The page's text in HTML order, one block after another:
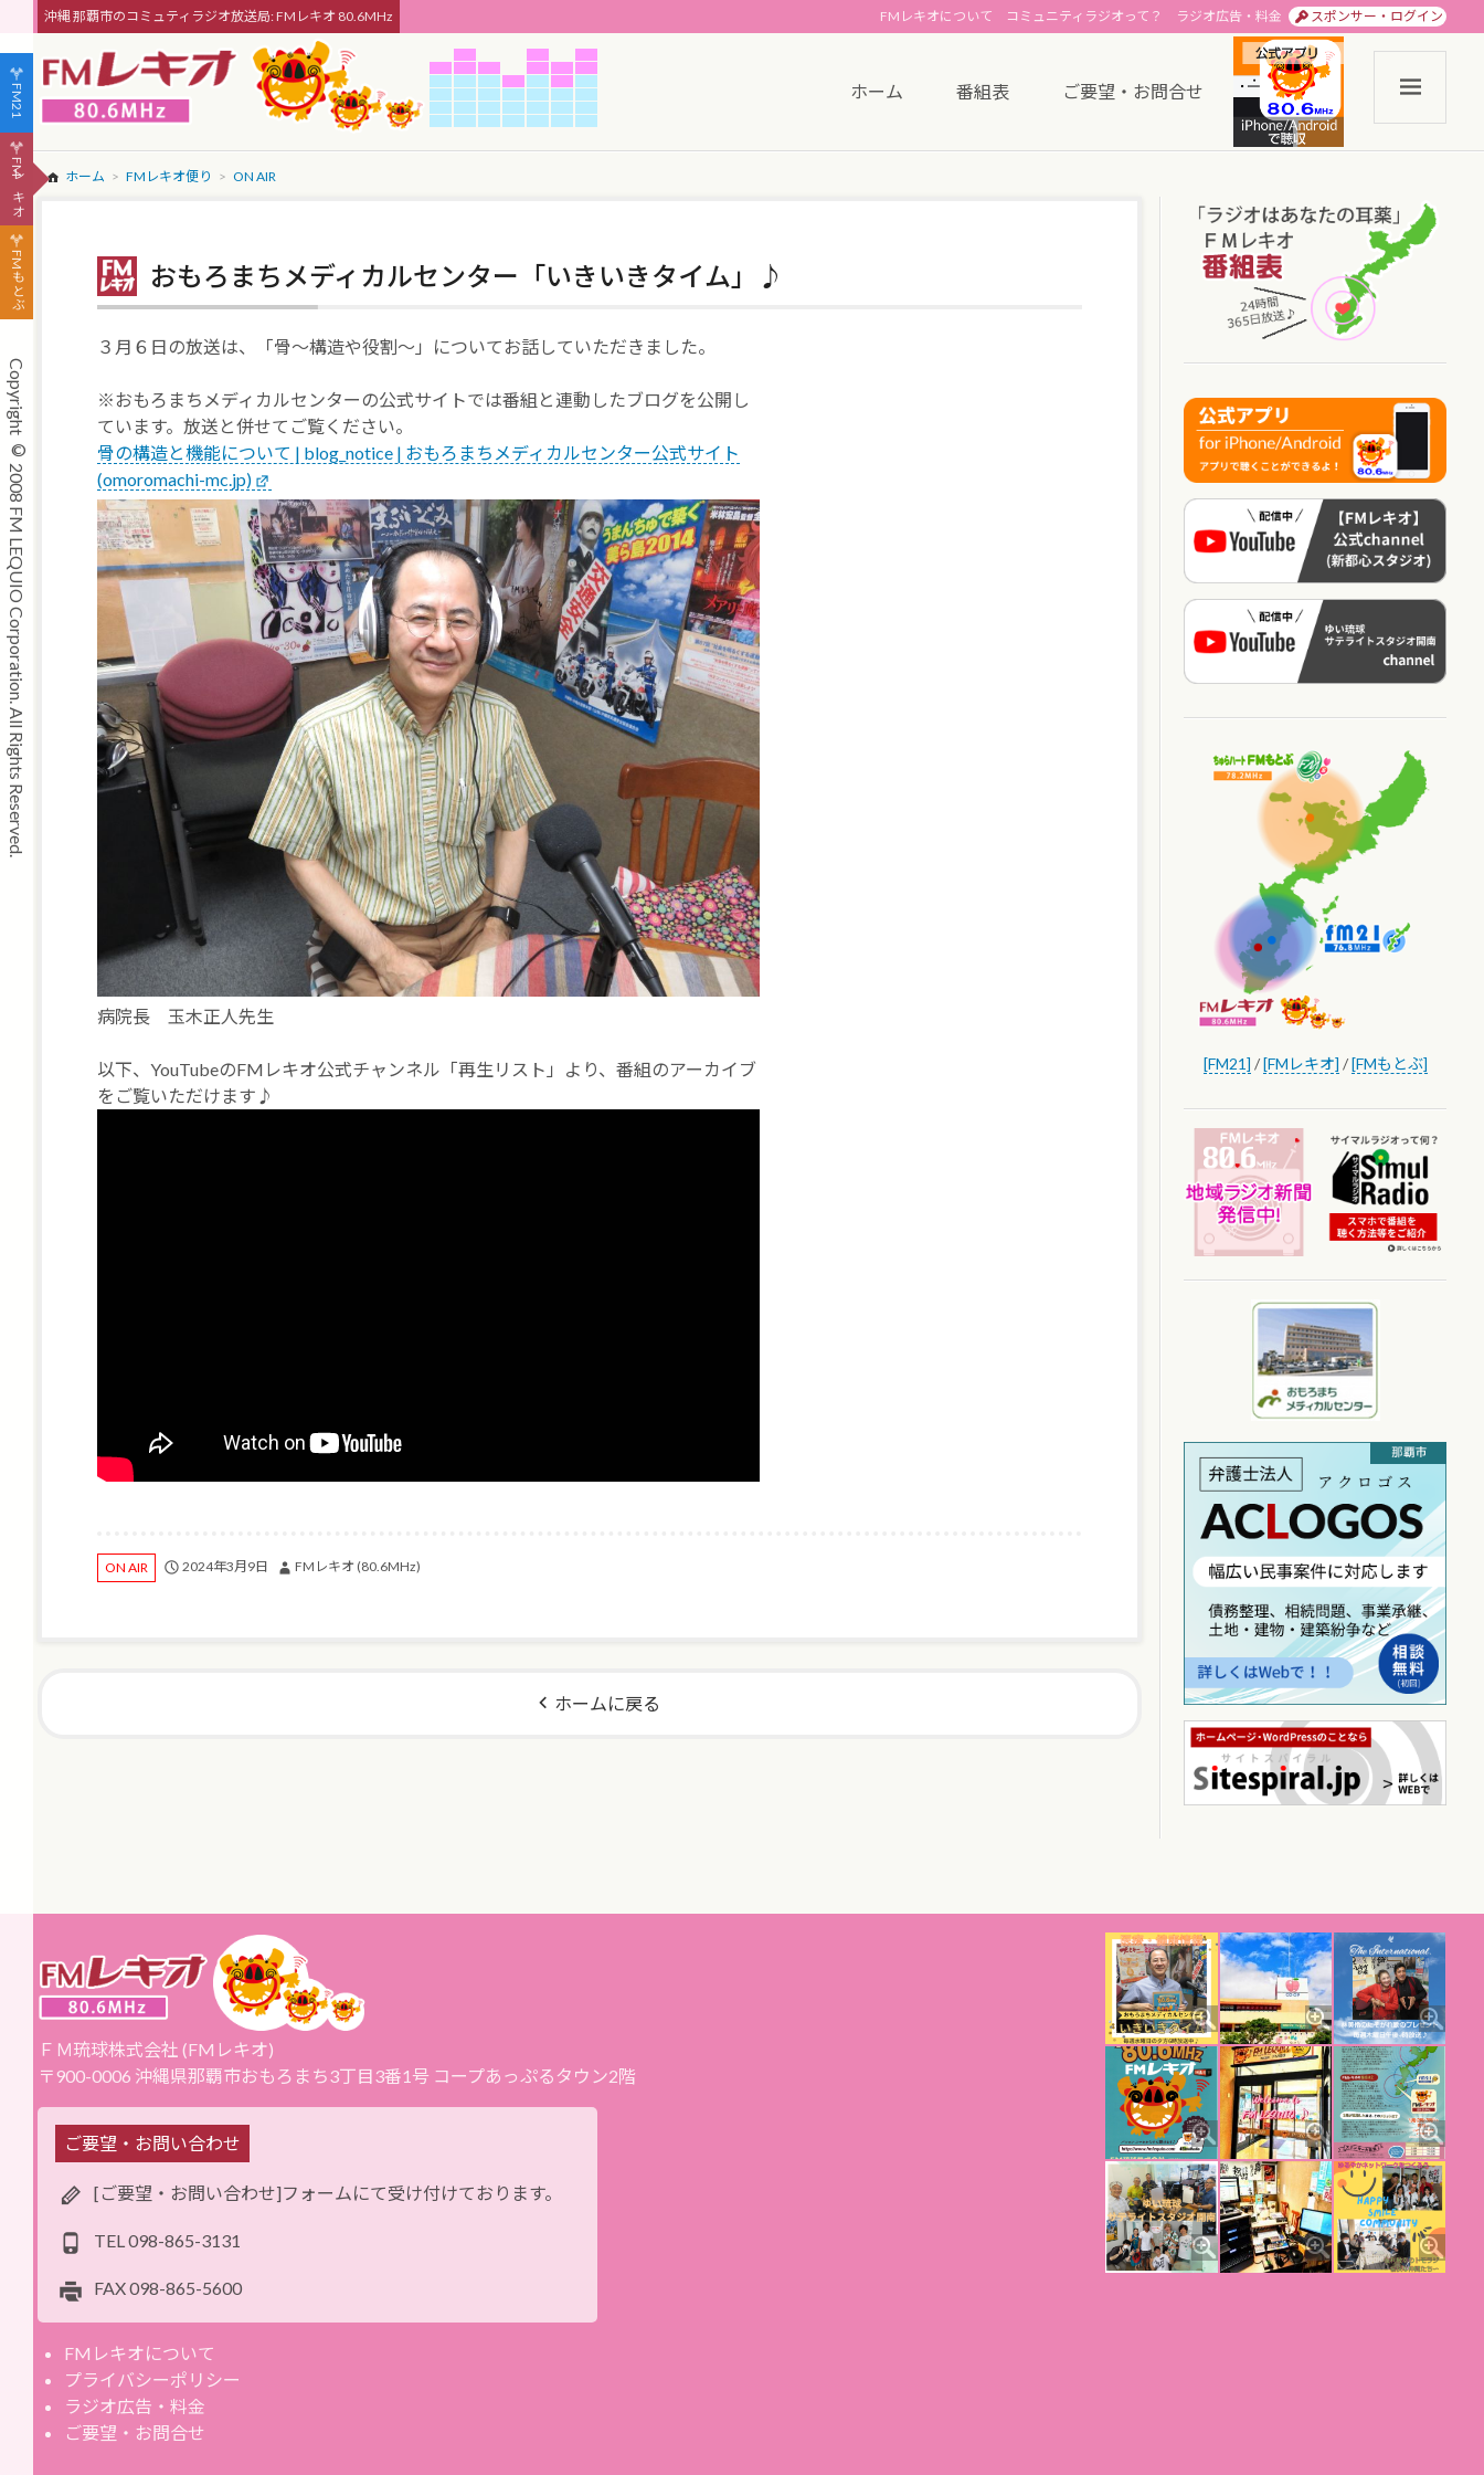
沖縄 那覇市のコミュティラジオ放送局: FMレキオ 80.6MHz スポンサー・ログイン
ラジオ広告・料金
コミュニティラジオって？
FMレキオについて
ホーム 番組表 ご要望・お問合せ
ホーム FMレキオ便り ON AIR
おもろまちメディカルセンター「いきいきタイム」♪
３月６日の放送は、「骨～構造や役割～」についてお話していただきました。
※おもろまちメディカルセンターの公式サイトでは番組と連動したブログを公開し
ています。放送と併せてご覧ください。
骨の構造と機能について | blog_notice | おもろまちメディカルセンター公式サイト
(omoromachi-mc.jp)
病院長 玉木正人先生
以下、YouTubeのFMレキオ公式チャンネル「再生リスト」より、番組のアーカイブ
をご覧いただけます♪
ON AIR 2024年3月9日 FMレキオ (80.6MHz)
ホームに戻る
[FM21] /[FMレキオ] /[FMもとぶ]
ＦＭ琉球株式会社 (FMレキオ)
〒900-0006 沖縄県那覇市おもろまち3丁目3番1号 コープあっぷるタウン2階
ご要望・お問い合わせ
[ご要望・お問い合わせ]フォームにて受け付けております。
TEL 098-865-3131
FAX098-865-5600
FMレキオについて
プライバシーポリシー
ラジオ広告・料金
ご要望・お問合せ
FM21
FMレキオ
FMもとぶ
Copyright © 2008 FM LEQUIO Corporation. All Rights Reserved.